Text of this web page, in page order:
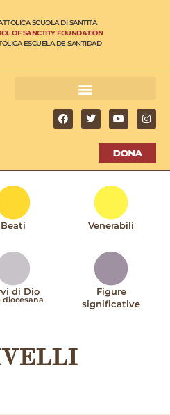
SCUOLA DI SANTITÀ
OF SANCTITY FOUNDATION
ESCUELA DE SANTIDAD
Beati Venerabili
di Dio
diocesana
Figure
significative